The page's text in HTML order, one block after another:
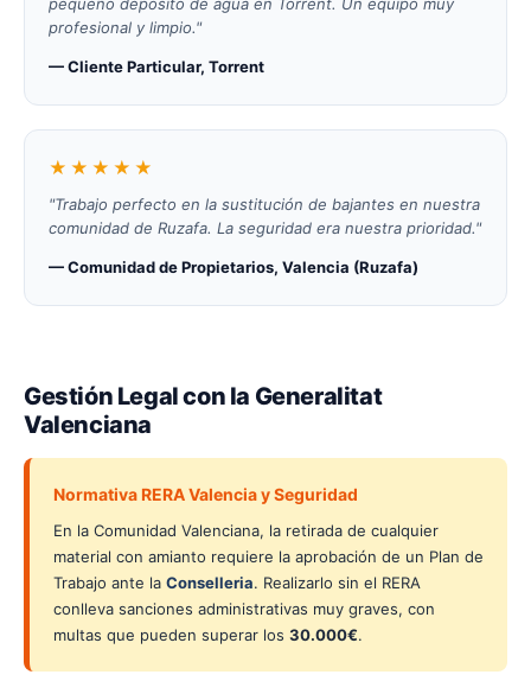
profesional y limpio."
— Cliente Particular, Torrent
★★★★★
"Trabajo perfecto en la sustitución de bajantes en nuestra
comunidad de Ruzafa. La seguridad era nuestra prioridad."
— Comunidad de Propietarios, Valencia (Ruzafa)
Gestión Legal con la Generalitat
Valenciana
Normativa RERA Valencia y Seguridad
En la Comunidad Valenciana, la retirada de cualquier
material con amianto requiere la aprobación de un Plan de
Trabajo ante la Conselleria. Realizarlo sin el RERA
conlleva sanciones administrativas muy graves, con
multas que pueden superar los 30.000€.